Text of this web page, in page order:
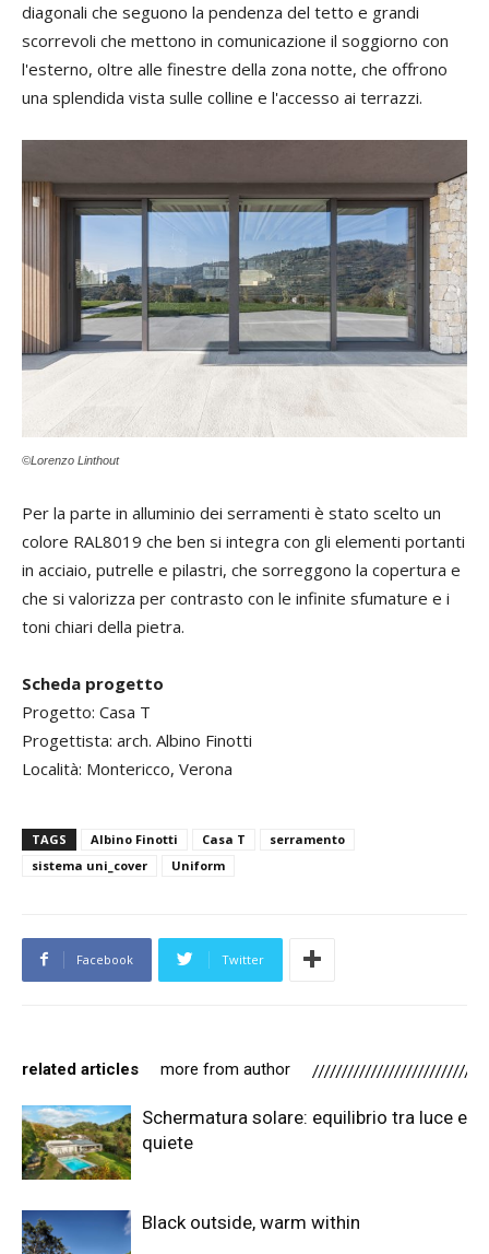
diagonali che seguono la pendenza del tetto e grandi
scorrevoli che mettono in comunicazione il soggiorno con
l'esterno, oltre alle finestre della zona notte, che offrono
una splendida vista sulle colline e l'accesso ai terrazzi.
©Lorenzo Linthout
Per la parte in alluminio dei serramenti è stato scelto un
colore RAL8019 che ben si integra con gli elementi portanti
in acciaio, putrelle e pilastri, che sorreggono la copertura e
che si valorizza per contrasto con le infinite sfumature e i
toni chiari della pietra.
Scheda progetto
Progetto: Casa T
Progettista: arch. Albino Finotti
Località: Montericco, Verona
TAGS Albino Finotti Casa T
serramento
sistema uni_cover
Uniform
Facebook Twitter
related articles more from author
Schermatura solare: equilibrio tra luce e
quiete
Black outside, warm within